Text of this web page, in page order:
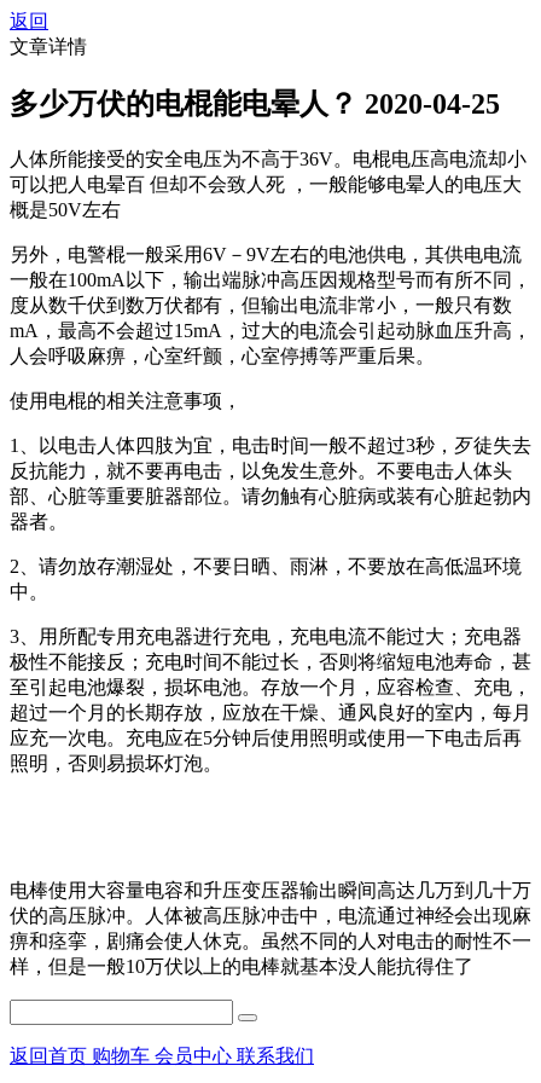
返回
文章详情
多少万伏的电棍能电晕人？ 2020-04-25
人体所能接受的安全电压为不高于36V。电棍电压高电流却小
可以把人电晕百 但却不会致人死 ，一般能够电晕人的电压大
概是50V左右
另外，电警棍一般采用6V－9V左右的电池供电，其供电电流
一般在100mA以下，输出端脉冲高压因规格型号而有所不同，
度从数千伏到数万伏都有，但输出电流非常小，一般只有数
mA，最高不会超过15mA，过大的电流会引起动脉血压升高，
人会呼吸麻痹，心室纤颤，心室停搏等严重后果。
使用电棍的相关注意事项，
1、以电击人体四肢为宜，电击时间一般不超过3秒，歹徒失去
反抗能力，就不要再电击，以免发生意外。不要电击人体头
部、心脏等重要脏器部位。请勿触有心脏病或装有心脏起勃内
器者。
2、请勿放存潮湿处，不要日晒、雨淋，不要放在高低温环境
中。
3、用所配专用充电器进行充电，充电电流不能过大；充电器
极性不能接反；充电时间不能过长，否则将缩短电池寿命，甚
至引起电池爆裂，损坏电池。存放一个月，应容检查、充电，
超过一个月的长期存放，应放在干燥、通风良好的室内，每月
应充一次电。充电应在5分钟后使用照明或使用一下电击后再
照明，否则易损坏灯泡。
电棒使用大容量电容和升压变压器输出瞬间高达几万到几十万
伏的高压脉冲。人体被高压脉冲击中，电流通过神经会出现麻
痹和痉挛，剧痛会使人休克。虽然不同的人对电击的耐性不一
样，但是一般10万伏以上的电棒就基本没人能抗得住了
返回首页 购物车 会员中心 联系我们